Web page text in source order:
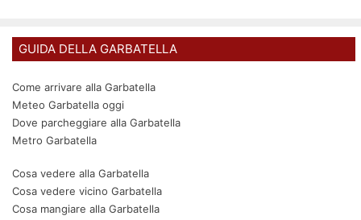
GUIDA DELLA GARBATELLA
Come arrivare alla Garbatella
Meteo Garbatella oggi
Dove parcheggiare alla Garbatella
Metro Garbatella
Cosa vedere alla Garbatella
Cosa vedere vicino Garbatella
Cosa mangiare alla Garbatella